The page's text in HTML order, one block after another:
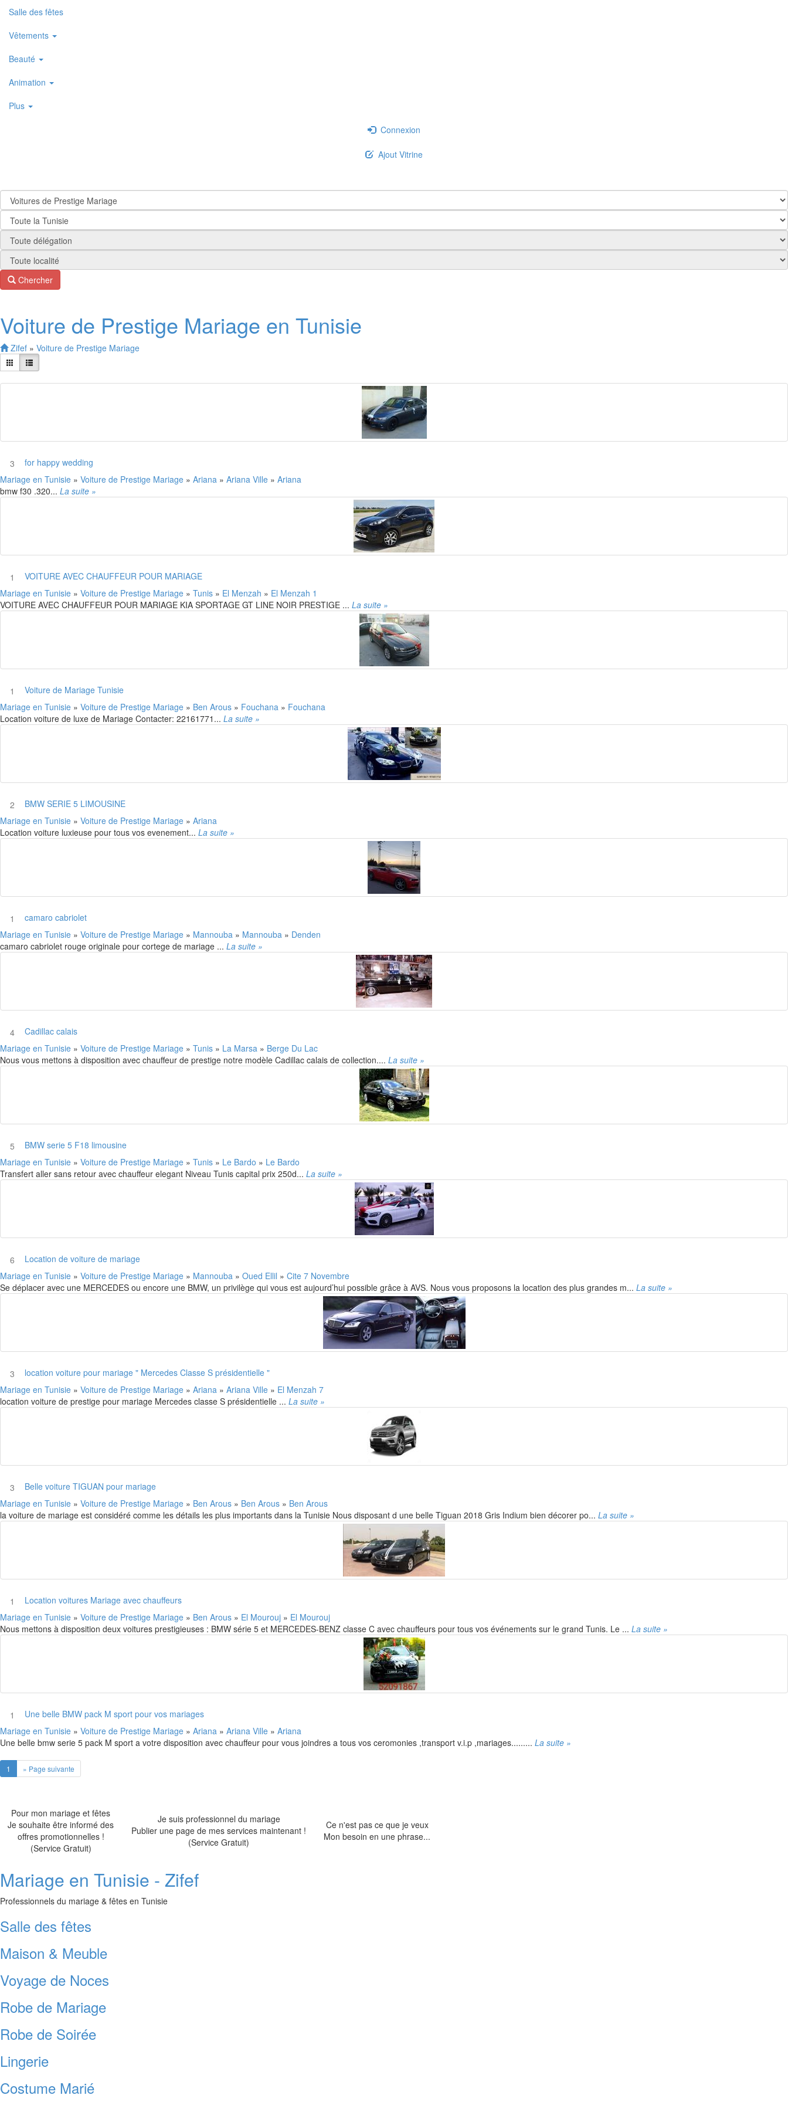
Salle des fêtes
Vêtements
Beauté
Animation
Plus
Connexion
Ajout Vitrine
Chercher
Voiture de Prestige Mariage en Tunisie
Zifef » Voiture de Prestige Mariage
3
for happy wedding
Mariage en Tunisie » Voiture de Prestige Mariage » Ariana » Ariana Ville » Ariana
bmw f30 .320... La suite »
1
VOITURE AVEC CHAUFFEUR POUR MARIAGE
Mariage en Tunisie » Voiture de Prestige Mariage » Tunis » El Menzah » El Menzah 1
VOITURE AVEC CHAUFFEUR POUR MARIAGE KIA SPORTAGE GT LINE NOIR PRESTIGE ... La suite »
1
Voiture de Mariage Tunisie
Mariage en Tunisie » Voiture de Prestige Mariage » Ben Arous » Fouchana » Fouchana
Location voiture de luxe de Mariage Contacter: 22161771... La suite »
2
BMW SERIE 5 LIMOUSINE
Mariage en Tunisie » Voiture de Prestige Mariage » Ariana
Location voiture luxieuse pour tous vos evenement... La suite »
1
camaro cabriolet
Mariage en Tunisie » Voiture de Prestige Mariage » Mannouba » Mannouba » Denden
camaro cabriolet rouge originale pour cortege de mariage ... La suite »
4
Cadillac calais
Mariage en Tunisie » Voiture de Prestige Mariage » Tunis » La Marsa » Berge Du Lac
Nous vous mettons à disposition avec chauffeur de prestige notre modèle Cadillac calais de collection.... La suite »
5
BMW serie 5 F18 limousine
Mariage en Tunisie » Voiture de Prestige Mariage » Tunis » Le Bardo » Le Bardo
Transfert aller sans retour avec chauffeur elegant Niveau Tunis capital prix 250d... La suite »
6
Location de voiture de mariage
Mariage en Tunisie » Voiture de Prestige Mariage » Mannouba » Oued Ellil » Cite 7 Novembre
Se déplacer avec une MERCEDES ou encore une BMW, un privilège qui vous est aujourd’hui possible grâce à AVS. Nous vous proposons la location des plus grandes m... La suite »
3
location voiture pour mariage " Mercedes Classe S présidentielle "
Mariage en Tunisie » Voiture de Prestige Mariage » Ariana » Ariana Ville » El Menzah 7
location voiture de prestige pour mariage Mercedes classe S présidentielle ... La suite »
3
Belle voiture TIGUAN pour mariage
Mariage en Tunisie » Voiture de Prestige Mariage » Ben Arous » Ben Arous » Ben Arous
la voiture de mariage est considéré comme les détails les plus importants dans la Tunisie Nous disposant d une belle Tiguan 2018 Gris Indium bien décorer po... La suite »
1
Location voitures Mariage avec chauffeurs
Mariage en Tunisie » Voiture de Prestige Mariage » Ben Arous » El Mourouj » El Mourouj
Nous mettons à disposition deux voitures prestigieuses : BMW série 5 et MERCEDES-BENZ classe C avec chauffeurs pour tous vos événements sur le grand Tunis. Le ... La suite »
1
Une belle BMW pack M sport pour vos mariages
Mariage en Tunisie » Voiture de Prestige Mariage » Ariana » Ariana Ville » Ariana
Une belle bmw serie 5 pack M sport a votre disposition avec chauffeur pour vous joindres a tous vos ceromonies ,transport v.i.p ,mariages......... La suite »
1 » Page suivante
Pour mon mariage et fêtes
Je souhaite être informé des
offres promotionnelles !
(Service Gratuit)
Je suis professionnel du mariage
Publier une page de mes services maintenant !
(Service Gratuit)
Ce n'est pas ce que je veux
Mon besoin en une phrase...
Mariage en Tunisie - Zifef
Professionnels du mariage & fêtes en Tunisie
Salle des fêtes
Maison & Meuble
Voyage de Noces
Robe de Mariage
Robe de Soirée
Lingerie
Costume Marié